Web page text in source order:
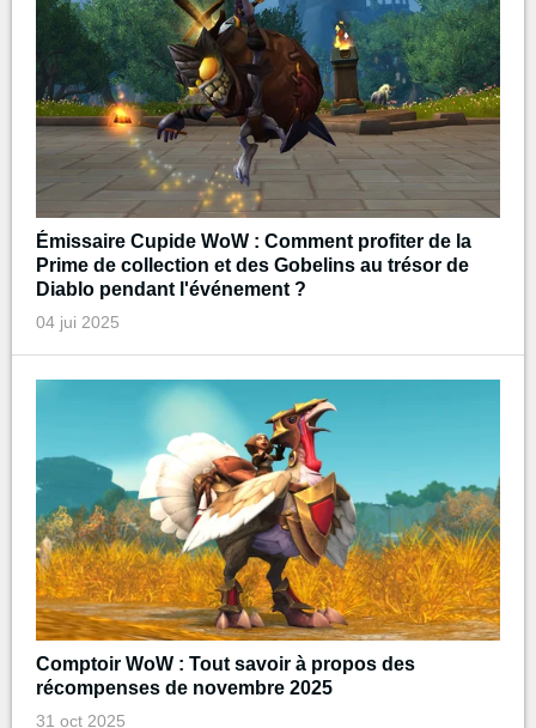
Émissaire Cupide WoW : Comment profiter de la
Prime de collection et des Gobelins au trésor de
Diablo pendant l'événement ?
04 jui 2025
Comptoir WoW : Tout savoir à propos des
récompenses de novembre 2025
31 oct 2025